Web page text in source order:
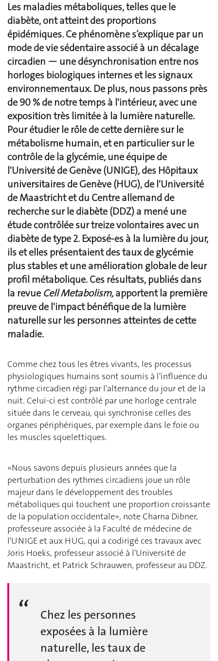
Les maladies métaboliques, telles que le
diabète, ont atteint des proportions
épidémiques. Ce phénomène s’explique par un
mode de vie sédentaire associé à un décalage
circadien — une désynchronisation entre nos
horloges biologiques internes et les signaux
environnementaux. De plus, nous passons près
de 90 % de notre temps à l'intérieur, avec une
exposition très limitée à la lumière naturelle.
Pour étudier le rôle de cette dernière sur le
métabolisme humain, et en particulier sur le
contrôle de la glycémie, une équipe de
l'Université de Genève (UNIGE), des Hôpitaux
universitaires de Genève (HUG), de l'Université
de Maastricht et du Centre allemand de
recherche sur le diabète (DDZ) a mené une
étude contrôlée sur treize volontaires avec un
diabète de type 2. Exposé-es à la lumière du jour,
ils et elles présentaient des taux de glycémie
plus stables et une amélioration globale de leur
profil métabolique. Ces résultats, publiés dans
la revue Cell Metabolism,apportent la première
preuve de l'impact bénéfique de la lumière
naturelle sur les personnes atteintes de cette
maladie.
Comme chez tous les êtres vivants, les processus
physiologiques humains sont soumis à l'influence du
rythme circadien régi par l'alternance du jour et de la
nuit. Celui-ci est contrôlé par une horloge centrale
située dans le cerveau, qui synchronise celles des
organes périphériques, par exemple dans le foie ou
les muscles squelettiques.
«Nous savons depuis plusieurs années que la
perturbation des rythmes circadiens joue un rôle
majeur dans le développement des troubles
métaboliques qui touchent une proportion croissante
de la population occidentale», note Charna Dibner,
professeure associée à la Faculté de médecine de
l'UNIGE et aux HUG, qui a codirigé ces travaux avec
Joris Hoeks, professeur associé à l'Université de
Maastricht, et Patrick Schrauwen, professeur au DDZ.
Chez les personnes
exposées à la lumière
naturelle, les taux de